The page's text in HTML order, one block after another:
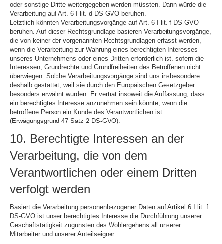
oder sonstige Dritte weitergegeben werden müssten. Dann würde die
Verarbeitung auf Art. 6 I lit. d DS-GVO beruhen.
Letztlich könnten Verarbeitungsvorgänge auf Art. 6 I lit. f DS-GVO
beruhen. Auf dieser Rechtsgrundlage basieren Verarbeitungsvorgänge,
die von keiner der vorgenannten Rechtsgrundlagen erfasst werden,
wenn die Verarbeitung zur Wahrung eines berechtigten Interesses
unseres Unternehmens oder eines Dritten erforderlich ist, sofern die
Interessen, Grundrechte und Grundfreiheiten des Betroffenen nicht
überwiegen. Solche Verarbeitungsvorgänge sind uns insbesondere
deshalb gestattet, weil sie durch den Europäischen Gesetzgeber
besonders erwähnt wurden. Er vertrat insoweit die Auffassung, dass
ein berechtigtes Interesse anzunehmen sein könnte, wenn die
betroffene Person ein Kunde des Verantwortlichen ist
(Erwägungsgrund 47 Satz 2 DS-GVO).
10. Berechtigte Interessen an der
Verarbeitung, die von dem
Verantwortlichen oder einem Dritten
verfolgt werden
Basiert die Verarbeitung personenbezogener Daten auf Artikel 6 I lit. f
DS-GVO ist unser berechtigtes Interesse die Durchführung unserer
Geschäftstätigkeit zugunsten des Wohlergehens all unserer
Mitarbeiter und unserer Anteilseigner.